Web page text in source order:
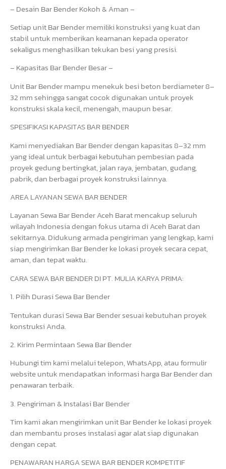
– Desain Bar Bender Kokoh & Aman –
Setiap unit Bar Bender memiliki konstruksi yang kuat dan
stabil untuk memberikan keamanan kepada operator
sekaligus menghasilkan tekukan besi yang presisi.
– Kapasitas Bar Bender Besar –
Unit Bar Bender mampu menekuk besi beton berdiameter 8–
32 mm sehingga sangat cocok digunakan untuk proyek
konstruksi skala kecil, menengah, maupun besar.
SPESIFIKASI KAPASITAS BAR BENDER
Kami menyediakan Bar Bender dengan kapasitas 8–32 mm
yang ideal untuk berbagai kebutuhan pembesian pada
proyek gedung bertingkat, jalan raya, jembatan, gudang,
pabrik, dan berbagai proyek konstruksi lainnya.
AREA LAYANAN SEWA BAR BENDER
Layanan Sewa Bar Bender Aceh Barat mencakup seluruh
wilayah Indonesia dengan fokus utama di Aceh Barat dan
sekitarnya. Didukung armada pengiriman yang lengkap, kami
siap mengirimkan Bar Bender ke lokasi proyek secara cepat,
aman, dan tepat waktu.
CARA SEWA BAR BENDER DI PT. MULIA KARYA PRIMA:
1. Pilih Durasi Sewa Bar Bender
Tentukan durasi Sewa Bar Bender sesuai kebutuhan proyek
konstruksi Anda.
2. Kirim Permintaan Sewa Bar Bender
Hubungi tim kami melalui telepon, WhatsApp, atau formulir
website untuk mendapatkan informasi harga Bar Bender dan
penawaran terbaik.
3. Pengiriman & Instalasi Bar Bender
Tim kami akan mengirimkan unit Bar Bender ke lokasi proyek
dan membantu proses instalasi agar alat siap digunakan
dengan cepat.
PENAWARAN HARGA SEWA BAR BENDER KOMPETITIF